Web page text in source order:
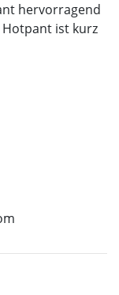
hervorragend
ist kurz